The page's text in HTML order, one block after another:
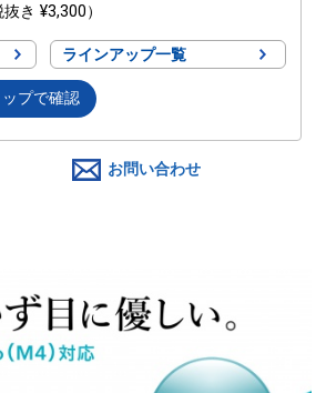
抜き ¥3,300）
ラインアップ一覧
プで確認
お問い合わせ